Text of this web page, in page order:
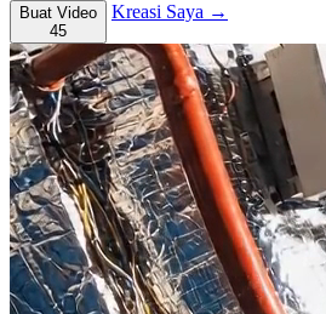
Buat Video
45
Kreasi Saya →